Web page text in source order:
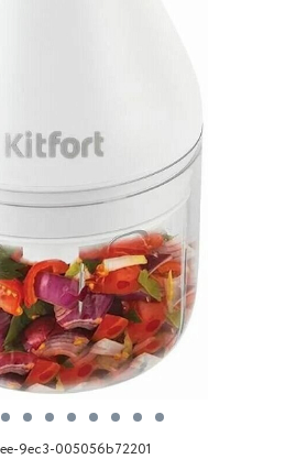
9ec3-005056b72201